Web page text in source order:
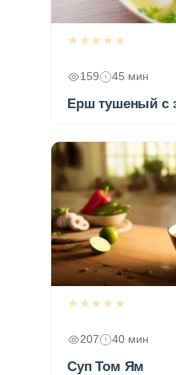
★★★★★
159 45 мин
Ерш тушеный с
★★★★★
207 40 мин
Суп Том Ям